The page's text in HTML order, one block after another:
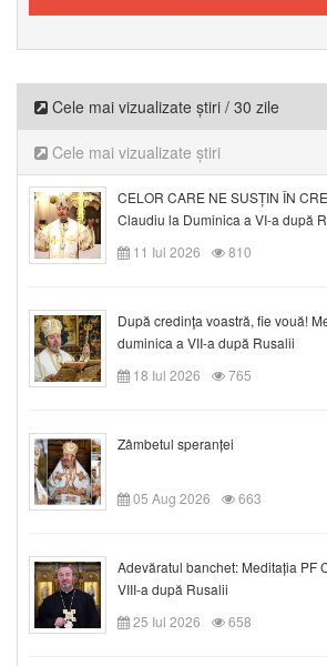
Cele mai vizualizate știri / 30 zile
Cele mai vizualizate știri
CELOR CARE NE SUSȚIN ÎN
Claudiu la Duminica a VI-a după
11 Iul 2026
810
După credinţa voastră, fie vouă!
duminica a VII-a după Rusalii
18 Iul 2026
765
Zâmbetul speranței
05 Aug 2026 663
Adevăratul banchet: Meditația PF
VIII-a după Rusalii
25 Iul 2026
658